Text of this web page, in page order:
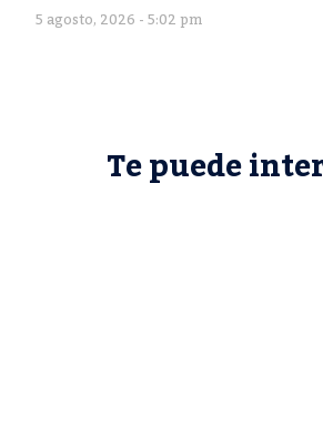
5 agosto, 2026 - 5:02 pm
Te puede